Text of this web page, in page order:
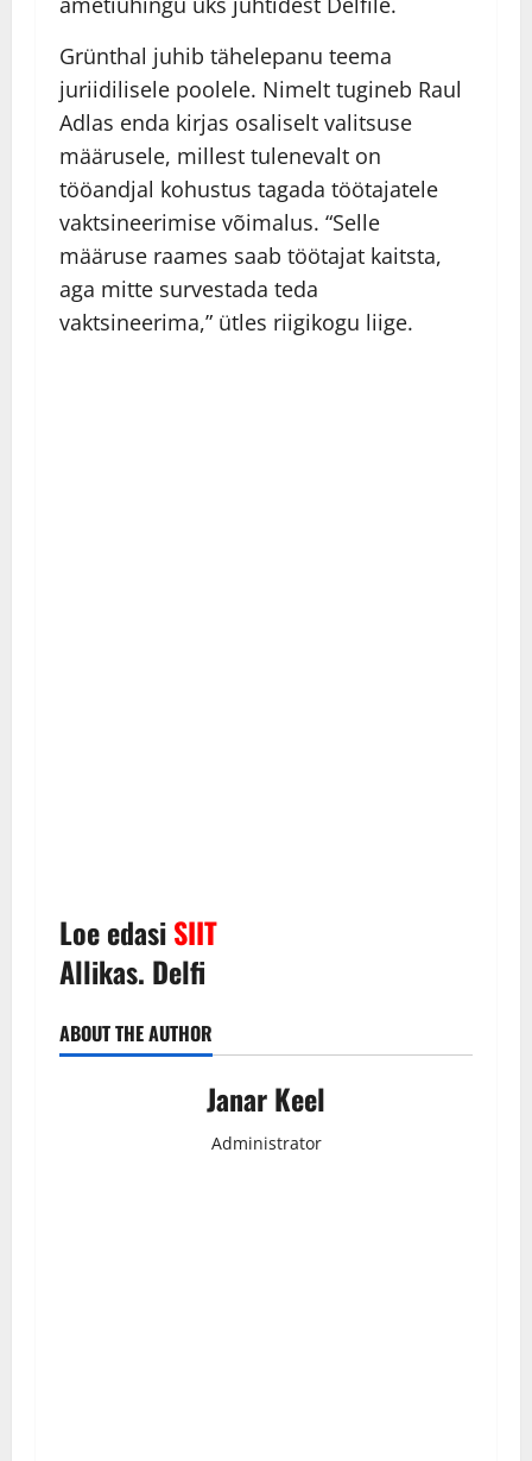
Grünthal juhib tähelepanu teema
juriidilisele poolele. Nimelt tugineb Raul
Adlas enda kirjas osaliselt valitsuse
määrusele, millest tulenevalt on
tööandjal kohustus tagada töötajatele
vaktsineerimise võimalus. “Selle
määruse raames saab töötajat kaitsta,
aga mitte survestada teda
vaktsineerima,” ütles riigikogu liige.
Loe edasiSIIT
Allikas. Delfi
ABOUT THE AUTHOR
Janar Keel
Administrator